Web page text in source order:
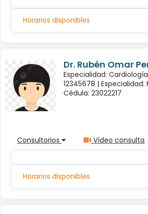
Horarios disponibles
Dr. Rubén Omar
Especialidad:
12345678 | Especialidad:
Cédula: 23022217
Consultorios Vídeo consulta
Horarios disponibles